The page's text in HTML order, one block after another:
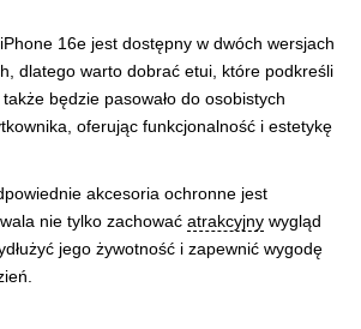
16e jest dostępny w dwóch wersjach
dlatego warto dobrać etui, które podkreśli
będzie pasowało do osobistych
oferując funkcjonalność i estetykę
akcesoria ochronne jest
nie tylko zachować atrakcyjny wygląd
jego żywotność i zapewnić wygodę